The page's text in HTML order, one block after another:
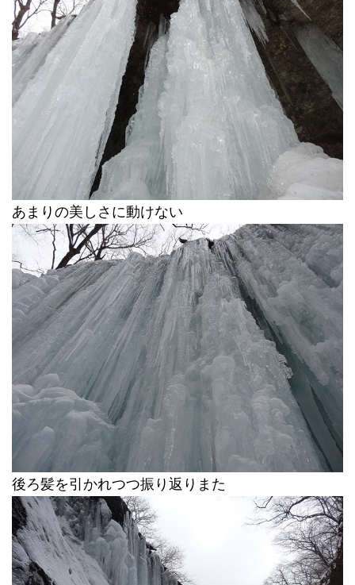
あまりの美しさに動けない
後ろ髪を引かれつつ振り返りまた